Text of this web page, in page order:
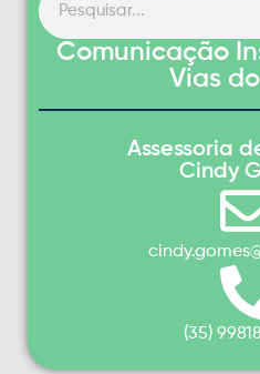
Comunicação
Vias
Assessoria
Cindy
(35)